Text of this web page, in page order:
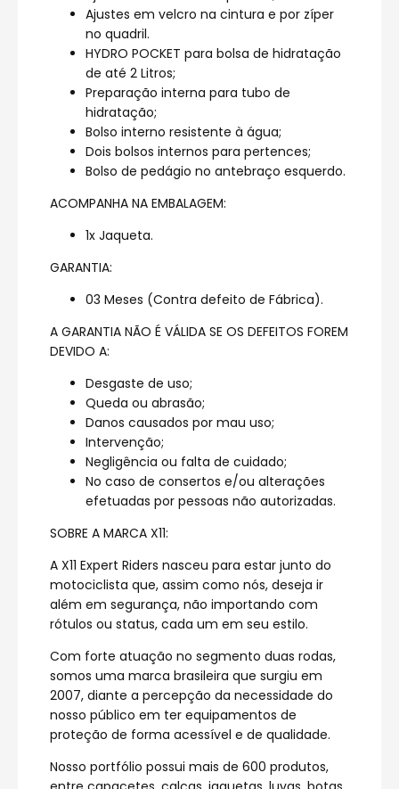
Ajustes em velcro na cintura e por zíper
no quadril.
HYDRO POCKET para bolsa de hidratação
de até 2 Litros;
Preparação interna para tubo de
hidratação;
Bolso interno resistente à água;
Dois bolsos internos para pertences;
Bolso de pedágio no antebraço esquerdo.
ACOMPANHA NA EMBALAGEM:
1x Jaqueta.
GARANTIA:
03 Meses (Contra defeito de Fábrica).
A GARANTIA NÃO É VÁLIDA SE OS DEFEITOS FOREM
DEVIDO A:
Desgaste de uso;
Queda ou abrasão;
Danos causados por mau uso;
Intervenção;
Negligência ou falta de cuidado;
No caso de consertos e/ou alterações
efetuadas por pessoas não autorizadas.
SOBRE A MARCA X11:
A X11 Expert Riders nasceu para estar junto do
motociclista que, assim como nós, deseja ir
além em segurança, não importando com
rótulos ou status, cada um em seu estilo.
Com forte atuação no segmento duas rodas,
somos uma marca brasileira que surgiu em
2007, diante a percepção da necessidade do
nosso público em ter equipamentos de
proteção de forma acessível e de qualidade.
Nosso portfólio possui mais de 600 produtos,